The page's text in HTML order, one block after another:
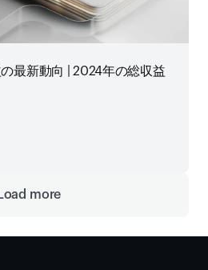
最新動向 | 2024年の総収益
Load more